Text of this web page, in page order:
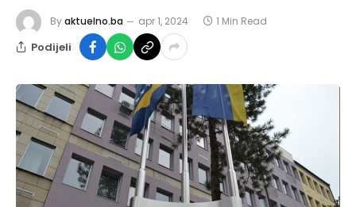
Byaktuelno.ba apr 1, 2024 1 Min Read
Podijeli